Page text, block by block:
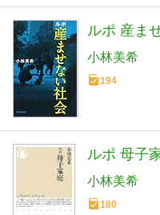
ルポ 産ま
小林美希
194
ルポ 母子
小林美希
180